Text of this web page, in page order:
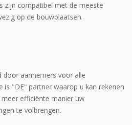
zijn compatibel met de meeste
op de bouwplaatsen.
door aannemers voor alle
is "DE" partner waarop u kan rekenen
efficiënte manier uw
te volbrengen.